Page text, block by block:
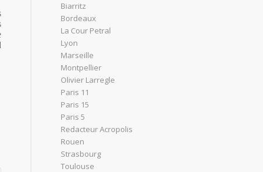
Biarritz
Bordeaux
La Cour Petral
Lyon
Marseille
Montpellier
Olivier Larregle
Paris 11
Paris 15
Paris 5
Redacteur Acropolis
Rouen
Strasbourg
Toulouse